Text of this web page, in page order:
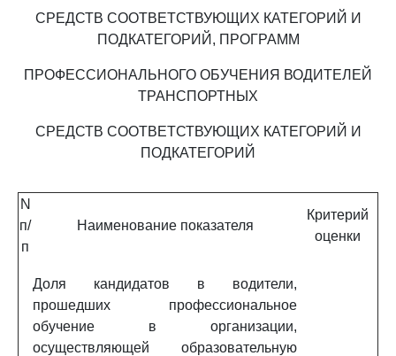
СРЕДСТВ СООТВЕТСТВУЮЩИХ КАТЕГОРИЙ И
ПОДКАТЕГОРИЙ, ПРОГРАММ
ПРОФЕССИОНАЛЬНОГО ОБУЧЕНИЯ ВОДИТЕЛЕЙ
ТРАНСПОРТНЫХ
СРЕДСТВ СООТВЕТСТВУЮЩИХ КАТЕГОРИЙ И
ПОДКАТЕГОРИЙ
N
п/
п
Наименование показателя
Критерий
оценки
Доля кандидатов в водители,
прошедших профессиональное
обучение в организации,
осуществляющей образовательную